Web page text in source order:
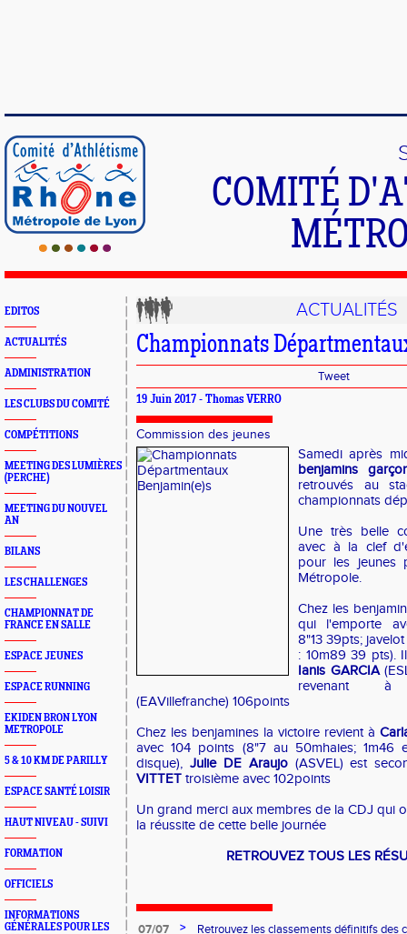
COMITÉ
EDITOS
ACTUALITÉS
ADMINISTRATION
LES CLUBS DU COMITÉ
COMPÉTITIONS
MEETING DES LUMIÈRES
(PERCHE)
MEETING DU NOUVEL
AN
BILANS
LES CHALLENGES
CHAMPIONNAT DE
FRANCE EN SALLE
ESPACE JEUNES
ESPACE RUNNING
EKIDEN BRON LYON
METROPOLE
5 & 10 KM DE PARILLY
ESPACE SANTÉ LOISIR
HAUT NIVEAU - SUIVI
FORMATION
OFFICIELS
INFORMATIONS
GÉNÉRALES POUR LES
ACTUALITÉS
Championnats
Tweet
19 Juin 2017 - Thomas VERRO
Commission des jeunes
Samedi après
benjamins
retrouvés au
championnats
Une très belle
avec à la clef
pour les jeunes
Métropole.
Chez les
qui l'emporte
8"13 39pts;
: 10m89 39 pts).
Ianis GARCIA
(EAVillefranche) 106points
Chez les benjamines la victoire revient à
avec 104 points (8"7 au 50mhaies; 1m46
disque), Julie DE Araujo(ASVEL) est
VITTET troisième avec 102points
Un grand merci aux membres de la CDJ qui
la réussite de cette belle journée
RETROUVEZ TOUS LES
07/07 >
Retrouvez les classements définitifs des